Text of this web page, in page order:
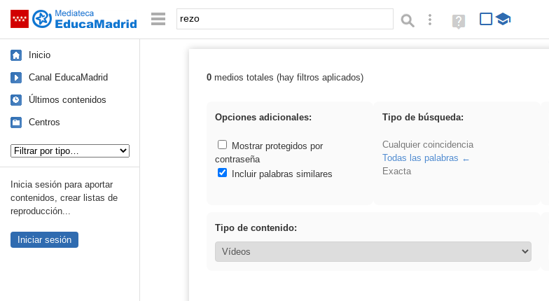
Saltar navegación Palabra o frase: Búsqueda avanzada
Ayuda
(en
Inicio
Canal EducaMadrid
Últimos contenidos
Centros
Inicia sesión para aportar
contenidos, crear listas de
reproducción...
Iniciar sesión
Resultados de: rezo
0medios totales (hay filtros aplicados)
Opciones adicionales:
Mostrar protegidos por
contraseña
Incluir palabras similares
Tipo de búsqueda:
Cualquier coincidencia
Todas las palabras
Exacta
Tipo de contenido: